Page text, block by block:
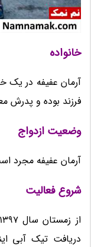
خانواده
آرمان عفیفه در یک
فرزند بوده و پدرش
وضعیت ازدواج
آرمان عفیفه مجرد
شروع فعالیت
دریافت تیک آبی